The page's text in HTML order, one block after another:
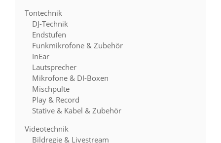
Tontechnik
DJ-Technik
Endstufen
Funkmikrofone & Zubehör
InEar
Lautsprecher
Mikrofone & DI-Boxen
Mischpulte
Play & Record
Stative & Kabel & Zubehör
Videotechnik
Bildregie & Livestream